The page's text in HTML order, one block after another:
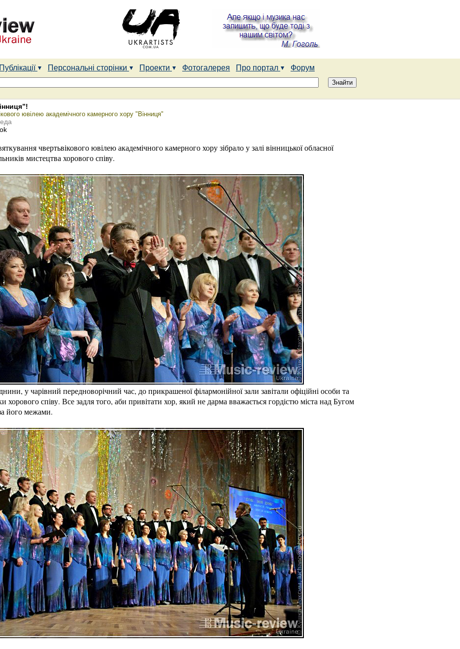
Публікації Персональні сторінки Проекти Фотогалерея Про портал
Форум
ювілею академічного камерного хору "Вінниця"
чвертьвікового ювілею академічного камерного хору зібрало у залі вінницької обласної
мистецтва хорового співу.
у чарівний передноворічний час, до прикрашеної філармонійної зали завітали офіційні особи та
хорового співу. Все задля того, аби привітати хор, який не дарма вважається гордістю міста над Бугом
його межами.